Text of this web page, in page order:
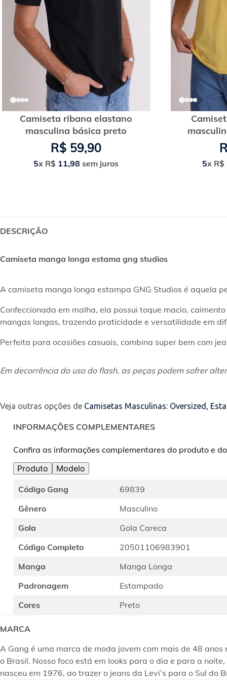
Camiseta ribana elastano
masculina básica preto
R$ 59,90
5x R$ 11,98 sem juros 5x R$
DESCRIÇÃO
Camiseta manga longa estama gng studios
A camiseta manga longa estampa GNG Studios é aquela
Confeccionada em malha, ela possui toque macio,
mangas longas, trazendo praticidade e versatilidade em
Perfeita para ocasiões casuais, combina super bem com
Em decorrência do uso do flash, as peças podem sofrer
Veja outras opções de Camisetas Masculinas: Oversized,
INFORMAÇÕES COMPLEMENTARES
Confira as informações complementares do produto e
Produto
Modelo
Código Gang
69839
Gênero
Masculino
Gola
Gola Careca
Código Completo
20501106983901
Manga
Manga Longa
Padronagem
Estampado
Cores
Preto
MARCA
A Gang é uma marca de moda jovem com mais de 48
o Brasil. Nosso foco está em looks para o dia e para a
nasceu em 1976, ao trazer o jeans da Levi’s para o Sul